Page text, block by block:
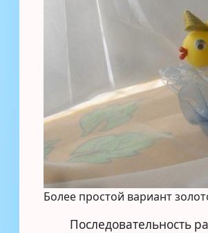
Более простой вариант
Последовательность